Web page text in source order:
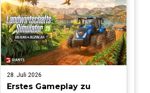
28. Juli 2026
Erstes Gameplay zu